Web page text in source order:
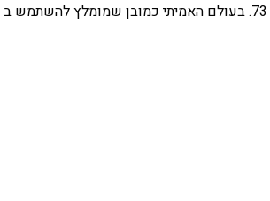
הערה חשובה: משתמשים בכרום לא עובד לכם? ודאו שאתם בכרום 73. בעולם האמיתי כמובן שמומלץ להשתמש ב